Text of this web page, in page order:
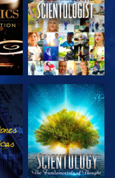
EXPLORA LAS
SERIES